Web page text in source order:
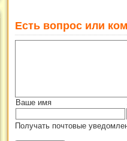
Есть вопрос или
Ваше имя
Получать почтовые